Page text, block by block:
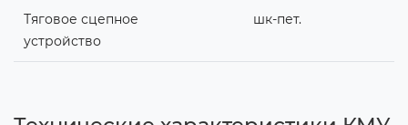
Тяговое сцепное
устройство
шк-пет.